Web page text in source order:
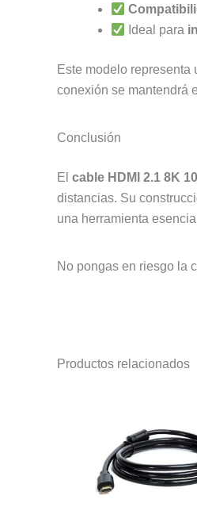
Ideal para
Este modelo
conexión se mantendrá
Conclusión
El cable HDMI 2.1 8K
distancias. Su
una herramienta
No pongas en riesgo la
Productos relacionados